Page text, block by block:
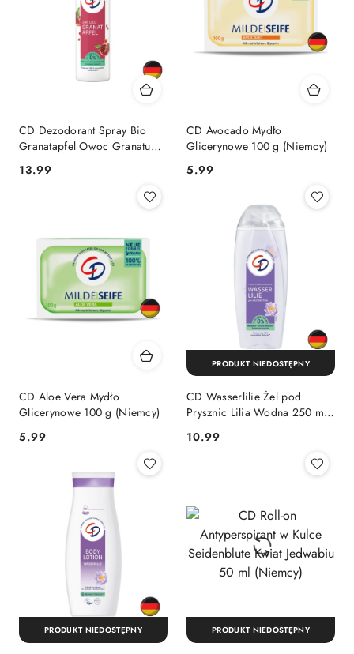
CD Dezodorant Spray Bio
Granatapfel Owoc Granatu
Cena:
13.99
CD Avocado Mydło
Glicerynowe 100 g (Niemcy)
Cena:
5.99
CD Aloe Vera Mydło
Glicerynowe 100 g (Niemcy)
Cena:
5.99
CD Wasserlilie Żel pod
Prysznic Lilia Wodna 250 ml
Cena:
10.99
PRODUKT NIEDOSTĘPNY
PRODUKT NIEDOSTĘPNY PRODUKT NIEDOSTĘPNY